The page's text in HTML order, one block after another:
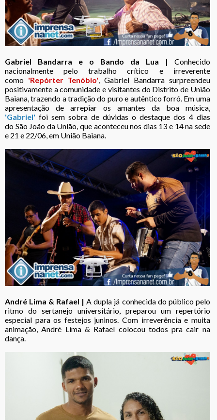
Gabriel Bandarra e o Bando da Lua |
Conhecido
nacionalmente pelo trabalho crítico e irreverente
como 'Repórter Tenóbio', Gabriel Bandarra surpreendeu
positivamente a comunidade e visitantes do Distrito de União
Baiana, trazendo a tradição do puro e autêntico forró. Em uma
apresentação de arrepiar os amantes da boa música,
'Gabriel' foi sem sobra de dúvidas o destaque dos 4 dias
do São João da União, que aconteceu nos dias 13 e 14 na sede
e 21 e 22/06, em União Baiana.
André Lima & Rafael | A dupla já conhecida do público pelo
ritmo do sertanejo universitário, preparou um repertório
especial para os festejos juninos. Com irreverência e muita
animação, André Lima & Rafael colocou todos pra cair na
dança.